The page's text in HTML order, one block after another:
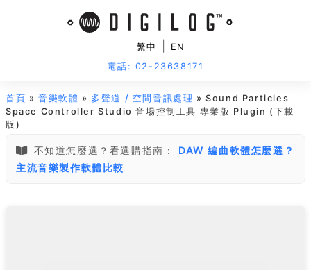
繁中
EN
電話: 02-23638171
首頁 »音樂軟體 » 多聲道 / 空間音訊處理 » Sound Particles
Space Controller Studio 音場控制工具 專業版 Plugin (下載
版)
不知道怎麼選？看選購指南：
DAW 編曲軟體怎麼選？
主流音樂製作軟體比較